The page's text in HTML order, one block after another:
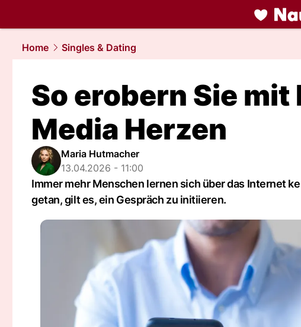
liebe.NAU.ch
Home
Singles & Dating
So erobern Sie mit
Media Herzen
Maria Hutmacher
13.04.2026 - 11:00
Immer mehr Menschen lernen sich über das Internet
getan, gilt es, ein Gespräch zu initiieren.